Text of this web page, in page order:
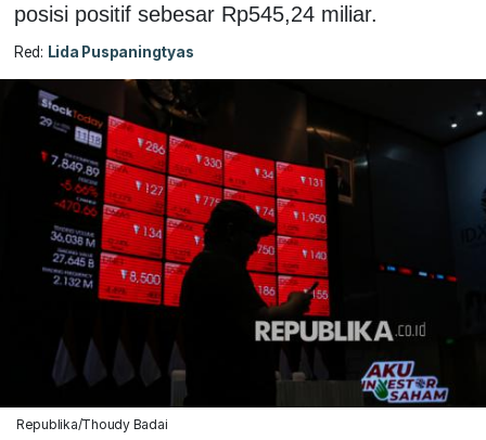
posisi positif sebesar Rp545,24 miliar.
Red: Lida Puspaningtyas
Republika/Thoudy Badai